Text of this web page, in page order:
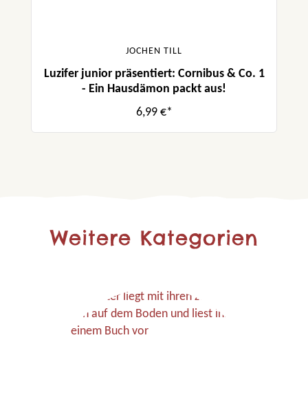
JOCHEN TILL
Luzifer junior präsentiert: Cornibus & Co. 1
- Ein Hausdämon packt aus!
6,99 €*
Weitere Kategorien